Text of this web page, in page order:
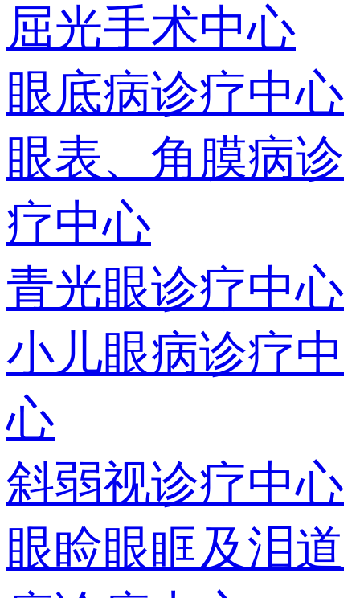
屈光手术中心
眼底病诊疗中心
眼表、角膜病诊
疗中心
青光眼诊疗中心
小儿眼病诊疗中
心
斜弱视诊疗中心
眼睑眼眶及泪道